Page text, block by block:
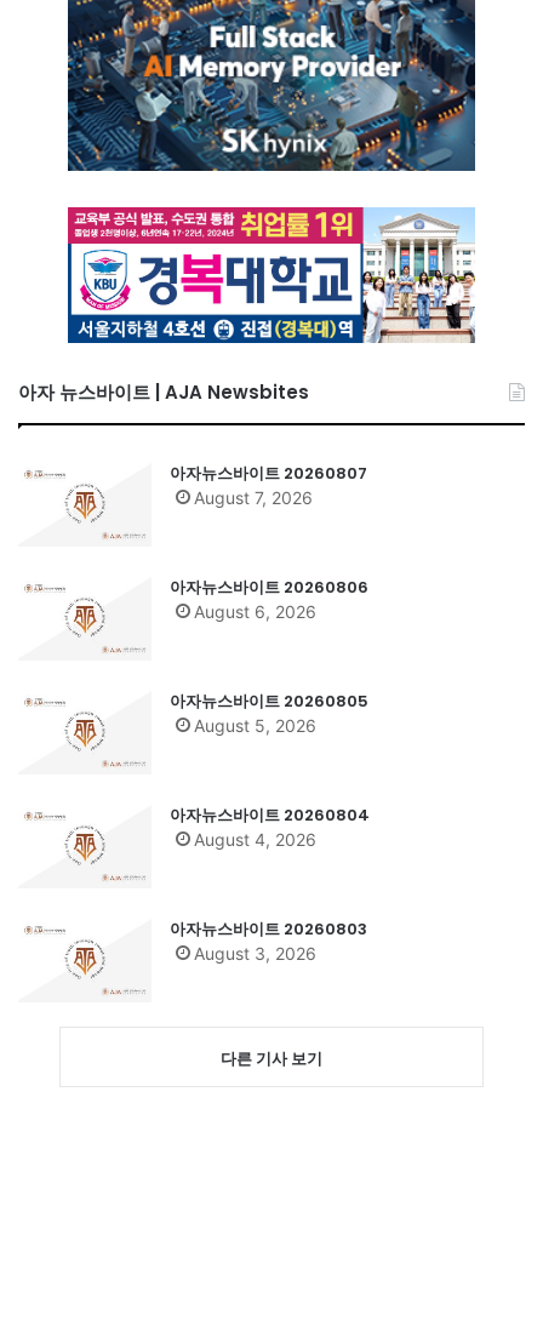
아자 뉴스바이트 | AJA Newsbites
아자뉴스바이트 20260807
August 7, 2026
아자뉴스바이트 20260806
August 6, 2026
아자뉴스바이트 20260805
August 5, 2026
아자뉴스바이트 20260804
August 4, 2026
아자뉴스바이트 20260803
August 3, 2026
다른 기사 보기